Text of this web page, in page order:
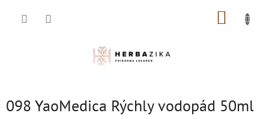
098 YaoMedica Rýchly vodopád 50ml